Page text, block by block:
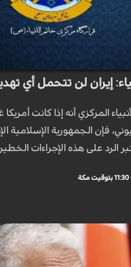
إيران لن تتحمل أي
المركزي أنه إذا كانت
فإن الجمهورية الإسلامية
الرد على هذه الإجراءات